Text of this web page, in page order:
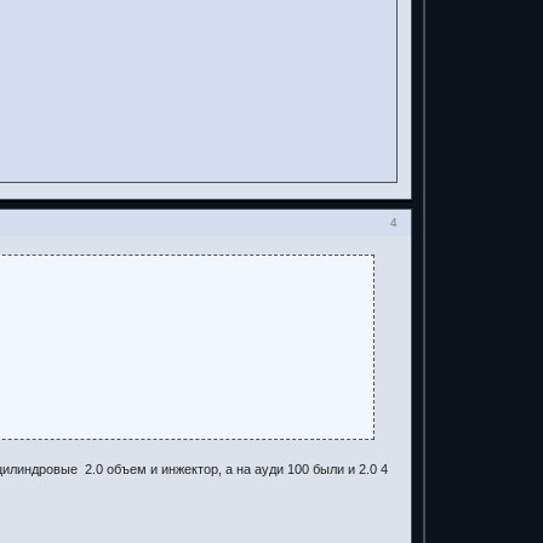
4
2.0 объем и инжектор, а на ауди 100 были и 2.0 4